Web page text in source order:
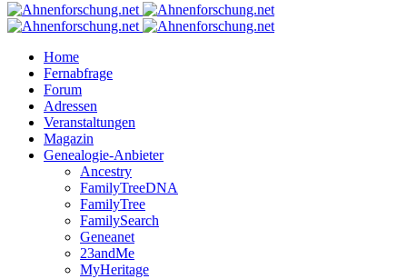
Home
Fernabfrage
Forum
Adressen
Veranstaltungen
Magazin
Genealogie-Anbieter
Ancestry
FamilyTreeDNA
FamilyTree
FamilySearch
Geneanet
23andMe
MyHeritage